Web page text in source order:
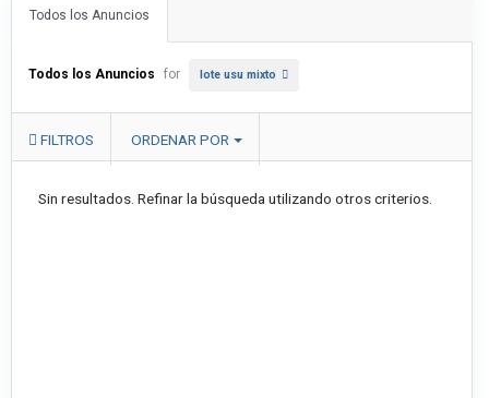
Todos los Anuncios
Todos los Anuncios for lote usu mixto
FILTROS ORDENAR POR
Sin resultados. Refinar la búsqueda utilizando otros criterios.